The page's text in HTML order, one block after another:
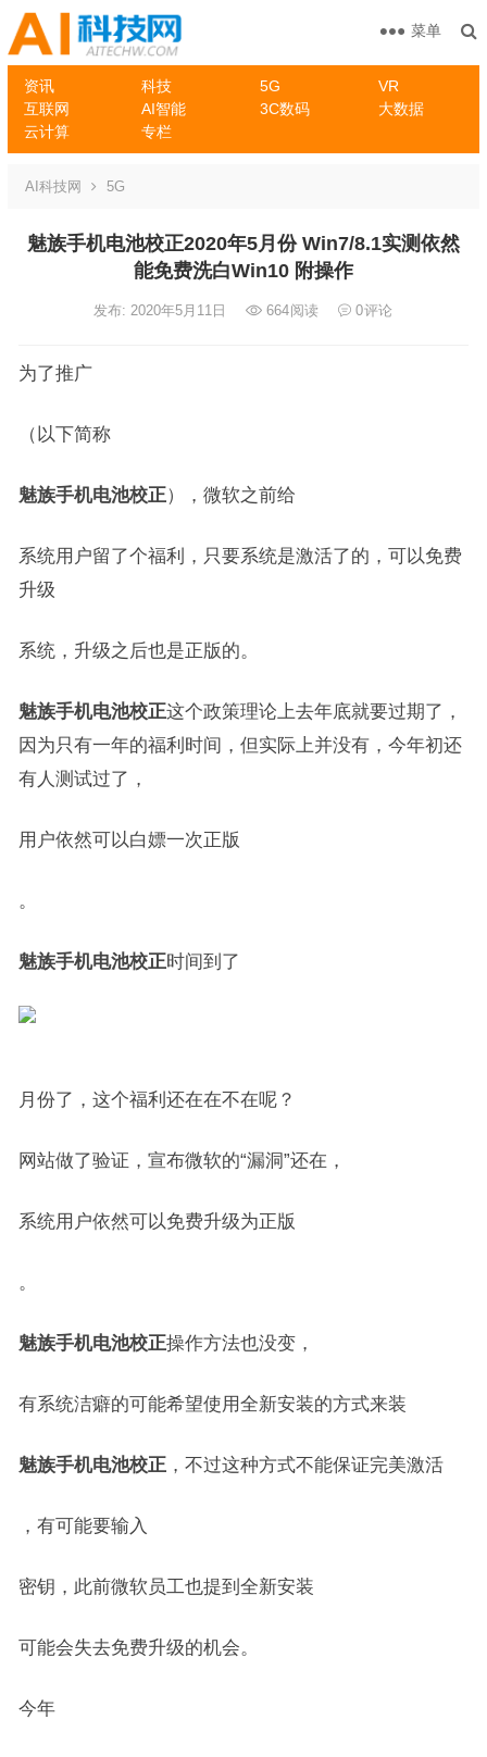
资讯 科技 5G
VR
互联网
AI智能 3C数码
大数据
云计算
专栏
菜单
AI科技网 5G
魅族手机电池校正2020年5月份 Win7/8.1实测依然
能免费洗白Win10 附操作
发布: 2020年5月11日 664阅读 0评论
为了推广
（以下简称
魅族手机电池校正），微软之前给
系统用户留了个福利，只要系统是激活了的，可以免费
升级
系统，升级之后也是正版的。
魅族手机电池校正这个政策理论上去年底就要过期了，
因为只有一年的福利时间，但实际上并没有，今年初还
有人测试过了，
用户依然可以白嫖一次正版
。
魅族手机电池校正时间到了
月份了，这个福利还在在不在呢？
网站做了验证，宣布微软的“漏洞”还在，
系统用户依然可以免费升级为正版
。
魅族手机电池校正操作方法也没变，
有系统洁癖的可能希望使用全新安装的方式来装
魅族手机电池校正，不过这种方式不能保证完美激活
，有可能要输入
密钥，此前微软员工也提到全新安装
可能会失去免费升级的机会。
今年